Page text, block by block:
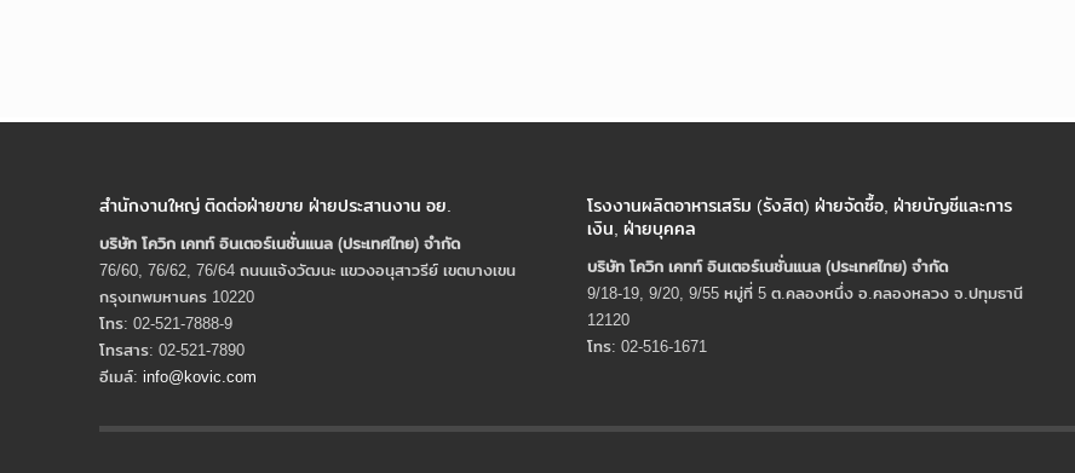
สำนักงานใหญ่ ติดต่อฝ่ายขาย ฝ่ายประสานงาน อย.
บริษัท โควิก เคทท์ อินเตอร์เนชั่นแนล (ประเทศไทย) จํากัด
76/60, 76/62, 76/64 ถนนแจ้งวัฒนะ แขวงอนุสาวรีย์ เขตบางเขน
กรุงเทพมหานคร 10220
โทร: 02-521-7888-9
โทรสาร: 02-521-7890
อีเมล์: info@kovic.com
โรงงานผลิตอาหารเสริม (รังสิต) ฝ่ายจัดซื้อ, ฝ่ายบัญชีและการ
เงิน, ฝ่ายบุคคล
บริษัท โควิก เคทท์ อินเตอร์เนชั่นแนล (ประเทศไทย) จํากัด
9/18-19, 9/20, 9/55 หมู่ที่ 5 ต.คลองหนึ่ง อ.คลองหลวง จ.ปทุมธานี
12120
โทร: 02-516-1671